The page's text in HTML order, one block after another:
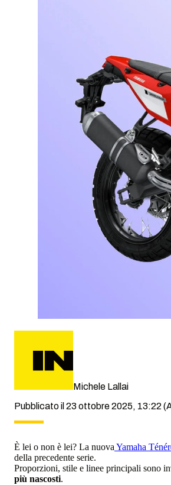
Michele Lallai
Pubblicato il 23 ottobre 2025, 13:22
È lei o non è lei? La nuovaYamaha
della precedente serie.
Proporzioni, stile e linee principali sono
più nascosti.